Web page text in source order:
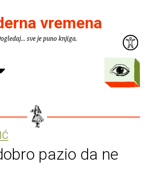
vremena
sve je puno knjiga.
pazio da ne